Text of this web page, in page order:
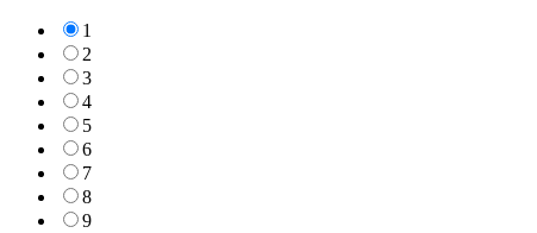
1
2
3
4
5
6
7
8
9